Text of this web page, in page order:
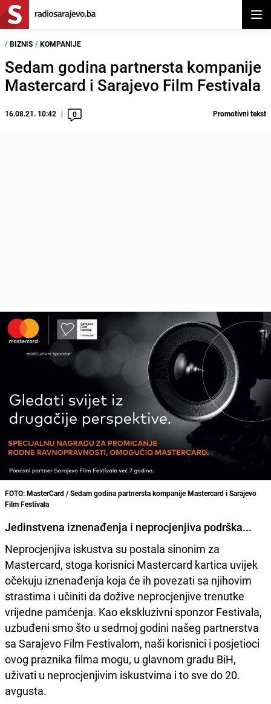
/ BIZNIS / KOMPANIJE
Sedam godina partnersta kompanije
Mastercard i Sarajevo Film Festivala
16.08.21. 10:42 0 Promotivni tekst
FOTO: MasterCard / Sedam godina partnersta kompanije Mastercard i Sarajevo
Film Festivala
Jedinstvena iznenađenja i neprocjenjiva podrška...
Neprocjenjiva iskustva su postala sinonim za
Mastercard, stoga korisnici Mastercard kartica uvijek
očekuju iznenađenja koja će ih povezati sa njihovim
strastima i učiniti da dožive neprocjenjive trenutke
vrijedne pamćenja. Kao ekskluzivni sponzor Festivala,
uzbuđeni smo što u sedmoj godini našeg partnerstva
sa Sarajevo Film Festivalom, naši korisnici i posjetioci
ovog praznika filma mogu, u glavnom gradu BiH,
uživati u neprocjenjivim iskustvima i to sve do 20.
avgusta.